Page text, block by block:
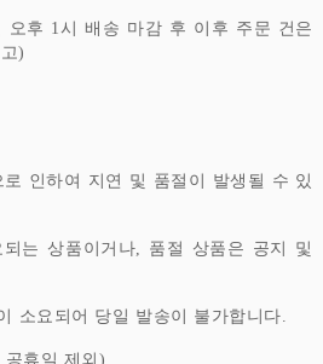
오후 1시 배송 마감 후 이후 주문 건은
)
인하여 지연 및 품절이 발생될 수 있
는 상품이거나, 품절 상품은 공지 및
소요되어 당일 발송이 불가합니다.
휴일 제외)